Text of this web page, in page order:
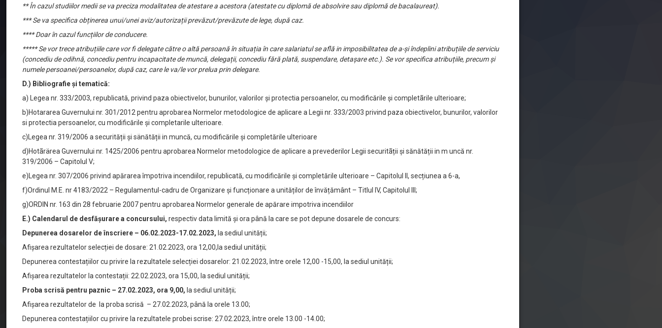
** În cazul studiilor medii se va preciza modalitatea de atestare a acestora (atestate cu diplomă de absolvire sau diplomă de bacalaureat).
*** Se va specifica obținerea unui/unei aviz/autorizații prevăzut/prevăzute de lege, după caz.
**** Doar în cazul funcțiilor de conducere.
***** Se vor trece atribuțiile care vor fi delegate către o altă persoană în situația în care salariatul se află in imposibilitatea de a-și îndeplini atribuțiile de serviciu
(concediu de odihnă, concediu pentru incapacitate de muncă, delegații, concediu fără plată, suspendare, detașare etc.). Se vor specifica atribuțiile, precum și
numele persoanei/persoanelor, după caz, care le va/le vor prelua prin delegare.
D.) Bibliografie şi tematică:
a) Legea nr. 333/2003, republicată, privind paza obiectivelor, bunurilor, valorilor şi protectia persoanelor, cu modificările şi completãrile ulterioare;
b)Hotararea Guvernului nr. 301/2012 pentru aprobarea Normelor metodologice de aplicare a Legii nr. 333/2003 privind paza obiectivelor, bunurilor, valorilor
si protectia persoanelor, cu modificările şi completarile ulterioare.
c)Legea nr. 319/2006 a securității şi sänătății in muncă, cu modificările şi completările ulterioare
d)Hotãrärea Guvernului nr. 1425/2006 pentru aprobarea Normelor metodologice de aplicare a prevederilor Legii securitãții şi sănătății in m uncă nr.
319/2006 – Capitolul V;
e)Legea nr. 307/2006 privind apărarea împotriva incendiilor, republicată, cu modificările şi completările ulterioare – Capitolul II, secțiunea a 6-a,
f)Ordinul M.E. nr 4183/2022 – Regulamentul-cadru de Organizare şi funcționare a unităților de învățământ – Titlul IV, Capitolul III;
g)ORDIN nr. 163 din 28 februarie 2007 pentru aprobarea Normelor generale de apărare impotriva incendiilor
E.) Calendarul de desfăşurare a concursului, respectiv data limită şi ora până la care se pot depune dosarele de concurs:
Depunerea dosarelor de înscriere – 06.02.2023-17.02.2023, la sediul unității;
Afișarea rezultatelor selecției de dosare: 21.02.2023, ora 12,00,la sediul unității;
Depunerea contestațiilor cu privire la rezultatele selecției dosarelor: 21.02.2023, între orele 12,00 -15,00, la sediul unității;
Afișarea rezultatelor la contestații: 22.02.2023, ora 15,00, la sediul unității;
Proba scrisă pentru paznic – 27.02.2023, ora 9,00, la sediul unității;
Afișarea rezultatelor de la proba scrisă – 27.02.2023, până la orele 13.00;
Depunerea contestațiilor cu privire la rezultatele probei scrise: 27.02.2023, între orele 13.00 -14.00;